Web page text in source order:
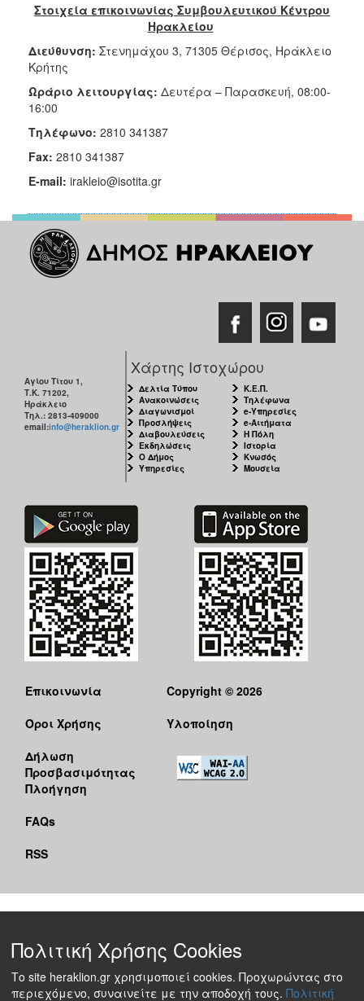
Στοιχεία επικοινωνίας Συμβουλευτικού Κέντρου
Ηρακλείου
Διεύθυνση: Στενημάχου 3, 71305 Θέρισος, Ηράκλειο
Κρήτης
Ωράριο λειτουργίας: Δευτέρα – Παρασκευή, 08:00-
16:00
Τηλέφωνο: 2810 341387
Fax: 2810 341387
E-mail: irakleio@isotita.gr
Αγίου Τίτου 1,
Τ.Κ. 71202,
Ηράκλειο
Τηλ.: 2813-409000
email:info@heraklion.gr
Χάρτης Ιστοχώρου
Δελτία Τύπου
Ανακοινώσεις
Διαγωνισμοί
Προσλήψεις
Διαβουλεύσεις
Εκδηλώσεις
Ο Δήμος
Υπηρεσίες
Κ.Ε.Π.
Τηλέφωνα
e-Υπηρεσίες
e-Αιτήματα
Η Πόλη
Ιστορία
Κνωσός
Μουσεία
Επικοινωνία
Όροι Χρήσης
Δήλωση
Προσβασιμότητας
Πλοήγηση
FAQs
RSS
Copyright © 2026
Υλοποίηση
Πολιτική Χρήσης Cookies
Το site heraklion.gr χρησιμοποιεί cookies. Προχωρώντας στο
περιεχόμενο, συναινείτε με την αποδοχή τους. Πολιτική